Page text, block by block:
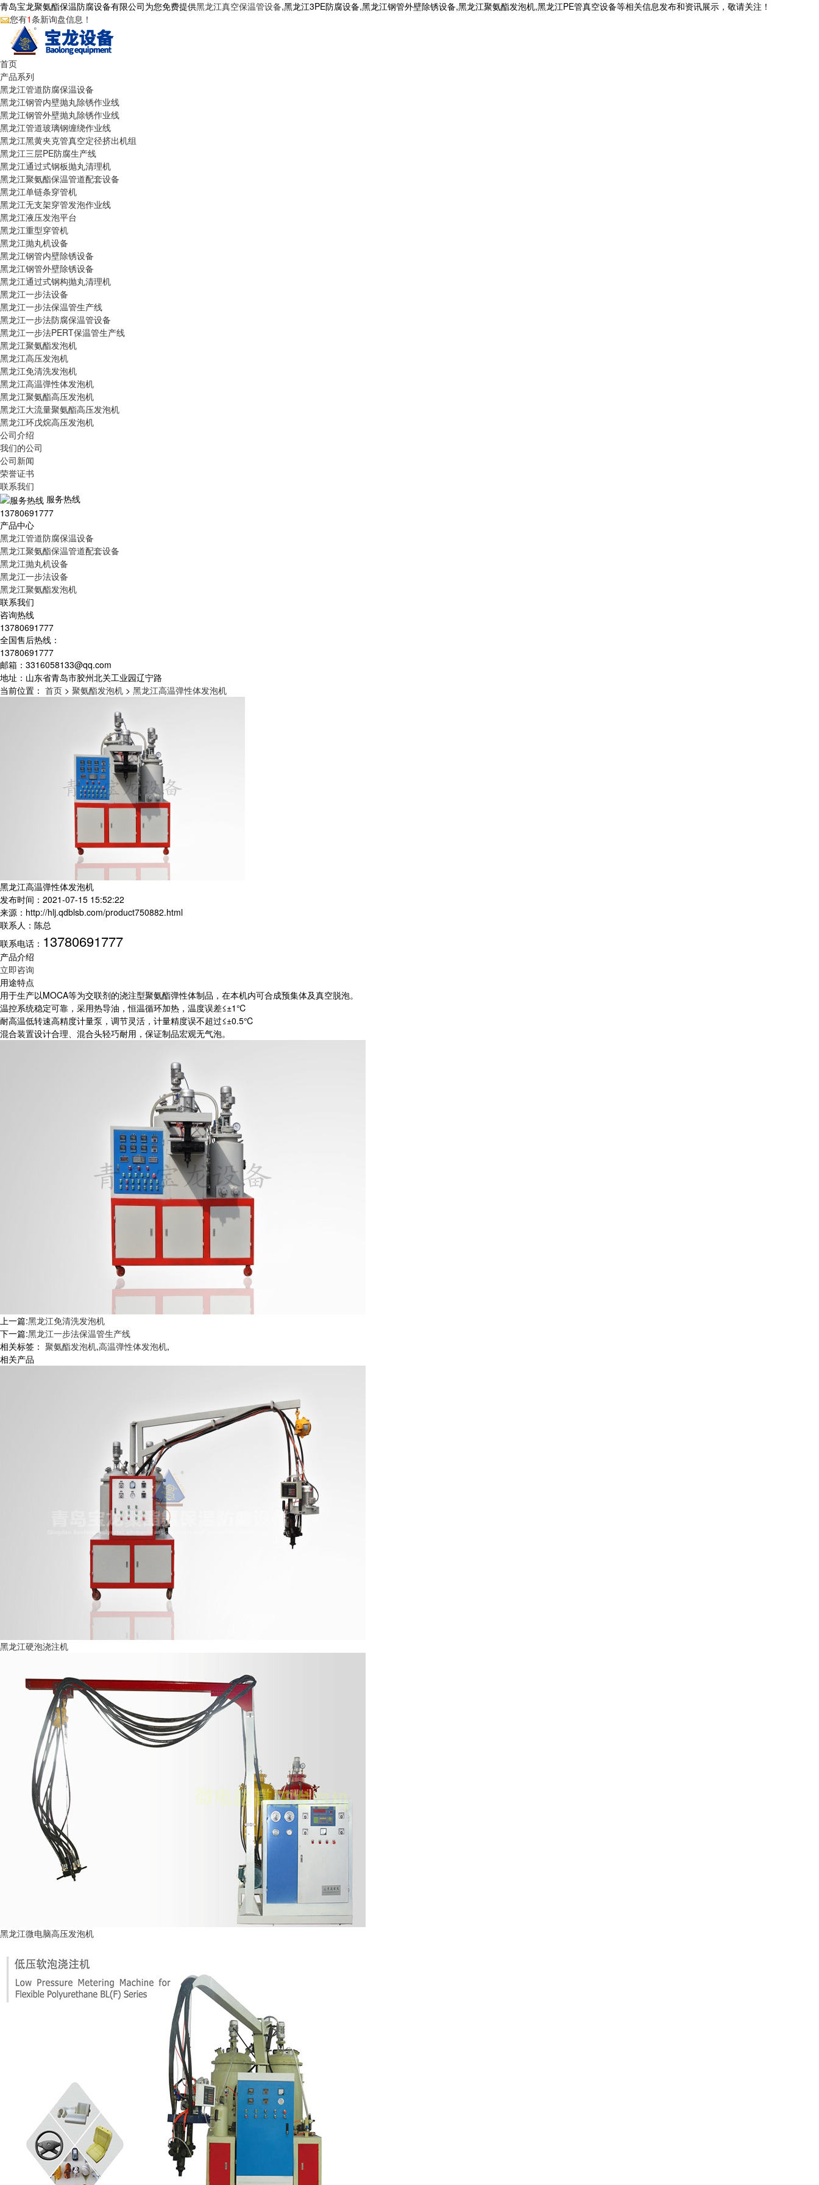
青岛宝龙聚氨酯保温防腐设备有限公司为您免费提供黑龙江真空保温管设备,黑龙江3PE防腐设备,黑龙江钢管外壁除锈设备,黑龙江聚氨酯发泡机,黑龙江PE管真空设备等相关信息发布和资讯展示，敬请关注！
您有1条新询盘信息！
首页
产品系列
黑龙江管道防腐保温设备
黑龙江钢管内壁抛丸除锈作业线
黑龙江钢管外壁抛丸除锈作业线
黑龙江管道玻璃钢缠绕作业线
黑龙江黑黄夹克管真空定径挤出机组
黑龙江三层PE防腐生产线
黑龙江通过式钢板抛丸清理机
黑龙江聚氨酯保温管道配套设备
黑龙江单链条穿管机
黑龙江无支架穿管发泡作业线
黑龙江液压发泡平台
黑龙江重型穿管机
黑龙江抛丸机设备
黑龙江钢管内壁除锈设备
黑龙江钢管外壁除锈设备
黑龙江通过式钢构抛丸清理机
黑龙江一步法设备
黑龙江一步法保温管生产线
黑龙江一步法防腐保温管设备
黑龙江一步法PERT保温管生产线
黑龙江聚氨酯发泡机
黑龙江高压发泡机
黑龙江免清洗发泡机
黑龙江高温弹性体发泡机
黑龙江聚氨酯高压发泡机
黑龙江大流量聚氨酯高压发泡机
黑龙江环戊烷高压发泡机
公司介绍
我们的公司
公司新闻
荣誉证书
联系我们
服务热线
13780691777
产品中心
黑龙江管道防腐保温设备
黑龙江聚氨酯保温管道配套设备
黑龙江抛丸机设备
黑龙江一步法设备
黑龙江聚氨酯发泡机
联系我们
咨询热线
13780691777
全国售后热线：
13780691777
邮箱：3316058133@qq.com
地址：山东省青岛市胶州北关工业园辽宁路
当前位置： 首页 > 聚氨酯发泡机 > 黑龙江高温弹性体发泡机
黑龙江高温弹性体发泡机
发布时间：2021-07-15 15:52:22
来源：http://hlj.qdblsb.com/product750882.html
联系人：陈总
联系电话： 13780691777
产品介绍
立即咨询
用途特点
用于生产以MOCA等为交联剂的浇注型聚氨酯弹性体制品，在本机内可合成预集体及真空脱泡。
温控系统稳定可靠，采用热导油，恒温循环加热，温度误差≤±1℃
耐高温低转速高精度计量泵，调节灵活，计量精度误不超过≤±0.5℃
混合装置设计合理、混合头轻巧耐用，保证制品宏观无气泡。
上一篇:黑龙江免清洗发泡机
下一篇:黑龙江一步法保温管生产线
相关标签： 聚氨酯发泡机,高温弹性体发泡机,
相关产品
黑龙江硬泡浇注机
黑龙江微电脑高压发泡机